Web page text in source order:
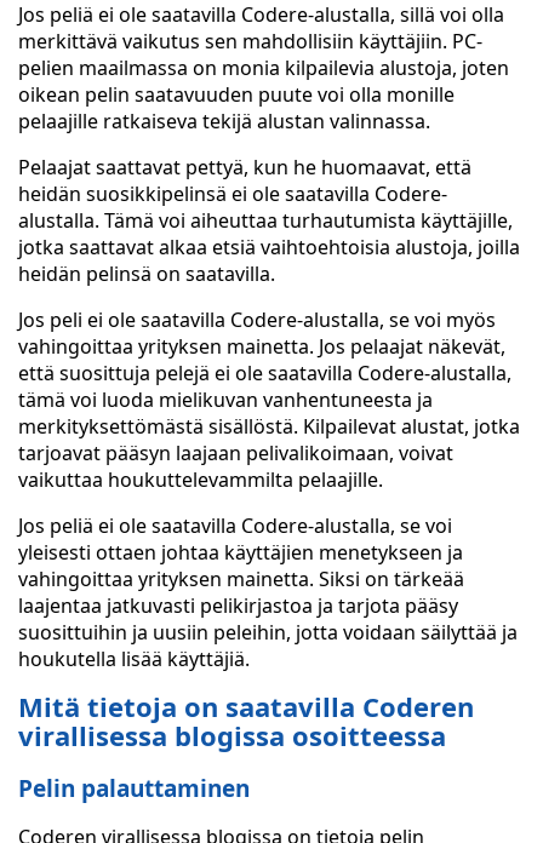
Jos peliä ei ole saatavilla Codere-alustalla, sillä voi olla
merkittävä vaikutus sen mahdollisiin käyttäjiin. PC-
pelien maailmassa on monia kilpailevia alustoja, joten
oikean pelin saatavuuden puute voi olla monille
pelaajille ratkaiseva tekijä alustan valinnassa.
Pelaajat saattavat pettyä, kun he huomaavat, että
heidän suosikkipelinsä ei ole saatavilla Codere-
alustalla. Tämä voi aiheuttaa turhautumista käyttäjille,
jotka saattavat alkaa etsiä vaihtoehtoisia alustoja, joilla
heidän pelinsä on saatavilla.
Jos peli ei ole saatavilla Codere-alustalla, se voi myös
vahingoittaa yrityksen mainetta. Jos pelaajat näkevät,
että suosittuja pelejä ei ole saatavilla Codere-alustalla,
tämä voi luoda mielikuvan vanhentuneesta ja
merkityksettömästä sisällöstä. Kilpailevat alustat, jotka
tarjoavat pääsyn laajaan pelivalikoimaan, voivat
vaikuttaa houkuttelevammilta pelaajille.
Jos peliä ei ole saatavilla Codere-alustalla, se voi
yleisesti ottaen johtaa käyttäjien menetykseen ja
vahingoittaa yrityksen mainetta. Siksi on tärkeää
laajentaa jatkuvasti pelikirjastoa ja tarjota pääsy
suosittuihin ja uusiin peleihin, jotta voidaan säilyttää ja
houkutella lisää käyttäjiä.
Mitä tietoja on saatavilla Coderen
virallisessa blogissa osoitteessa
Pelin palauttaminen
Coderen virallisessa blogissa on tietoja pelin